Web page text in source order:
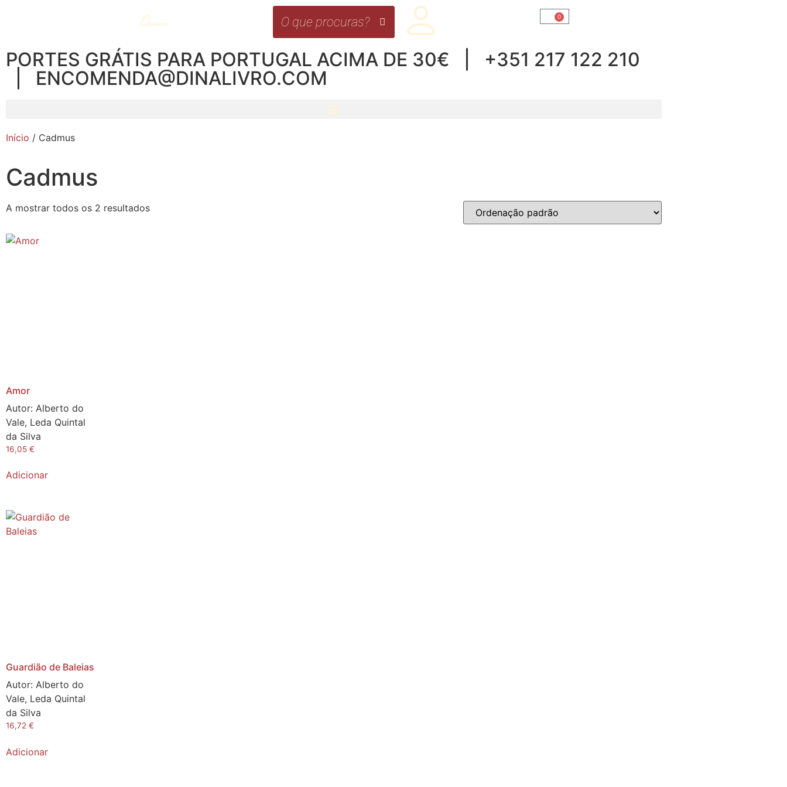
0
PORTES GRÁTIS PARA PORTUGAL ACIMA DE 30€ | +351 217 122 210
| ENCOMENDA@DINALIVRO.COM
Início / Cadmus
Cadmus
A mostrar todos os 2 resultados
Amor
Autor: Alberto do
Vale, Leda Quintal
da Silva
16,05 €
Adicionar
Guardião de Baleias
Autor: Alberto do
Vale, Leda Quintal
da Silva
16,72 €
Adicionar